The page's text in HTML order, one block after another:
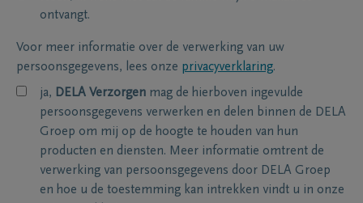
ontvangt.
Voor meer informatie over de verwerking van uw
persoonsgegevens, lees onze privacyverklaring.
ja, DELA Verzorgen mag de hierboven ingevulde
persoonsgegevens verwerken en delen binnen de DELA
Groep om mij op de hoogte te houden van hun
producten en diensten. Meer informatie omtrent de
verwerking van persoonsgegevens door DELA Groep
en hoe u de toestemming kan intrekken vindt u in onze